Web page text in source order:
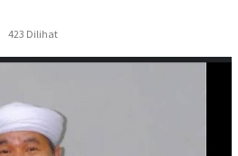
423 Dilihat